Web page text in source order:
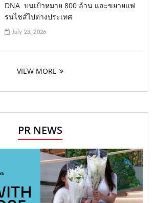
DNA บนเป้าหมาย 800 ล้าน และขยายแฟ
รนไชส์ไปต่างประเทศ
July 23, 2026
VIEW MORE
PR NEWS